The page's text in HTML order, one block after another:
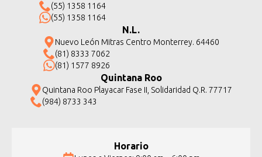
(55) 1358 1164
(55) 1358 1164
N.L.
Nuevo León Mitras Centro Monterrey. 64460
(81) 8333 7062
(81) 1577 8926
Quintana Roo
Quintana Roo Playacar Fase II, Solidaridad Q.R. 77717
(984) 8733 343
Horario